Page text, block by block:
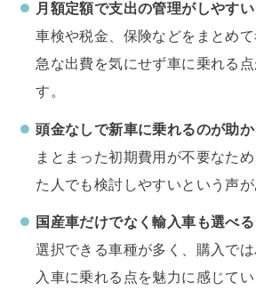
月額定額で支出の管理がしやすい
車検や税金、保険などをまとめて
急な出費を気にせず車に乗れる
す。
頭金なしで新車に乗れるのが助か
まとまった初期費用が不要なた
た人でも検討しやすいという声が
国産車だけでなく輸入車も選べる
選択できる車種が多く、購入で
入車に乗れる点を魅力に感じてい